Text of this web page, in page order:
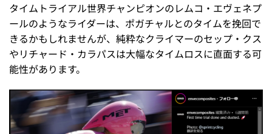
タイムトライアル世界チャンピオンのレムコ・エヴェネプ
ールのようなライダーは、ポガチャルとのタイムを挽回で
きるかもしれませんが、純粋なクライマーのセップ・クス
やリチャード・カラパスは大幅なタイムロスに直面する可
能性があります。